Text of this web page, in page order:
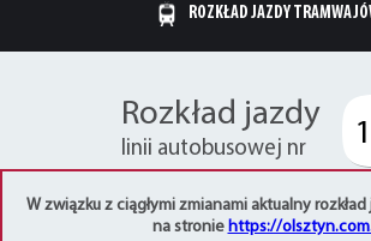
ROZKŁAD JAZDY
Rozkład jazdy
linii autobusowej nr
W związku z ciągłymi zmianami aktualny
na stronie https://